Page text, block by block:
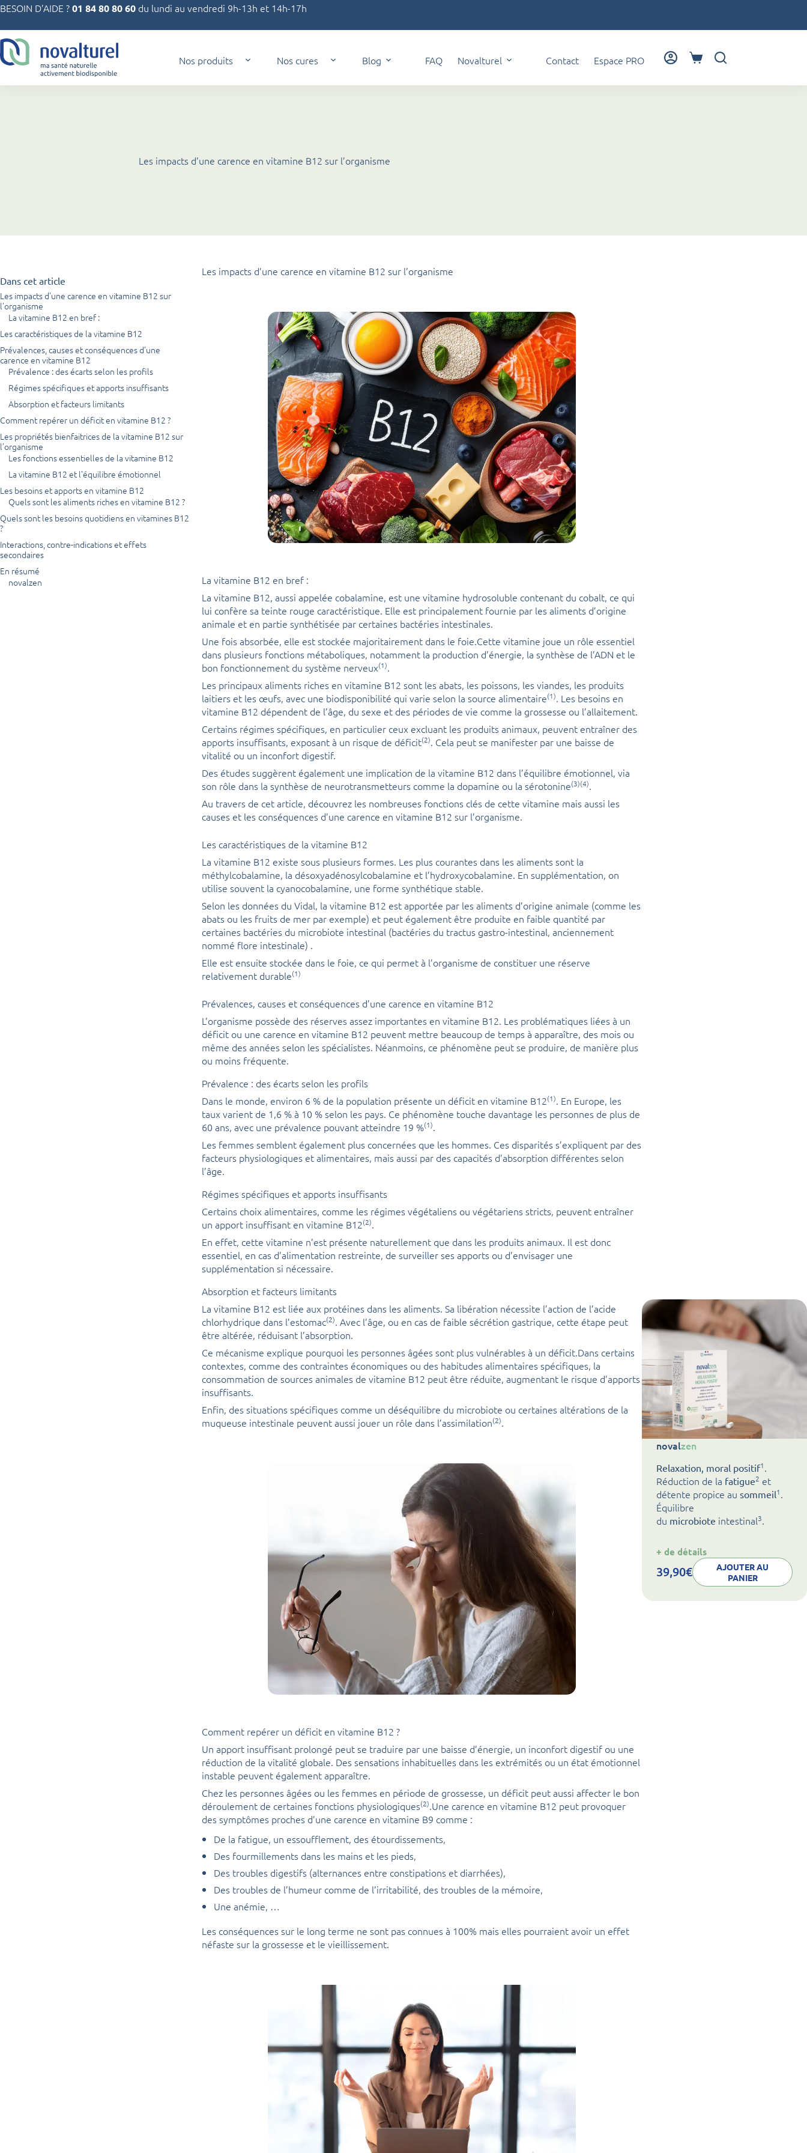
Passer
contenu
BESOIN D’AIDE ?01 84 80 80 60 du lundi au vendredi 9h-13h et 14h-17h
Nos produits Nos cures Blog FAQ Novalturel Contact Espace PRO
Panier
Les impacts d’une carence en vitamine B12 sur l’organisme
Dans cet article
Les impacts d’une carence en vitamine B12 sur
l’organisme
La vitamine B12 en bref :
Les caractéristiques de la vitamine B12
Prévalences, causes et conséquences d’une
carence en vitamine B12
Prévalence : des écarts selon les profils
Régimes spécifiques et apports insuffisants
Absorption et facteurs limitants
Comment repérer un déficit en vitamine B12 ?
Les propriétés bienfaitrices de la vitamine B12 sur
l’organisme
Les fonctions essentielles de la vitamine B12
La vitamine B12 et l’équilibre émotionnel
Les besoins et apports en vitamine B12
Quels sont les aliments riches en vitamine B12 ?
Quels sont les besoins quotidiens en vitamines B12
?
Interactions, contre-indications et effets
secondaires
En résumé
novalzen
Les impacts d’une carence en vitamine B12 sur l’organisme
La vitamine B12 en bref :
La vitamine B12, aussi appelée cobalamine, est une vitamine hydrosoluble contenant du cobalt, ce qui
lui confère sa teinte rouge caractéristique. Elle est principalement fournie par les aliments d’origine
animale et en partie synthétisée par certaines bactéries intestinales.
Une fois absorbée, elle est stockée majoritairement dans le foie.Cette vitamine joue un rôle essentiel
dans plusieurs fonctions métaboliques, notamment la production d’énergie, la synthèse de l’ADN et le
bon fonctionnement du système nerveux(1).
Les principaux aliments riches en vitamine B12 sont les abats, les poissons, les viandes, les produits
laitiers et les œufs, avec une biodisponibilité qui varie selon la source alimentaire(1). Les besoins en
vitamine B12 dépendent de l’âge, du sexe et des périodes de vie comme la grossesse ou l’allaitement.
Certains régimes spécifiques, en particulier ceux excluant les produits animaux, peuvent entraîner des
apports insuffisants, exposant à un risque de déficit(2). Cela peut se manifester par une baisse de
vitalité ou un inconfort digestif.
Des études suggèrent également une implication de la vitamine B12 dans l’équilibre émotionnel, via
son rôle dans la synthèse de neurotransmetteurs comme la dopamine ou la sérotonine(3)(4).
Au travers de cet article, découvrez les nombreuses fonctions clés de cette vitamine mais aussi les
causes et les conséquences d’une carence en vitamine B12 sur l’organisme.
Les caractéristiques de la vitamine B12
La vitamine B12 existe sous plusieurs formes. Les plus courantes dans les aliments sont la
méthylcobalamine, la désoxyadénosylcobalamine et l’hydroxycobalamine. En supplémentation, on
utilise souvent la cyanocobalamine, une forme synthétique stable.
Selon les données du Vidal, la vitamine B12 est apportée par les aliments d’origine animale (comme les
abats ou les fruits de mer par exemple) et peut également être produite en faible quantité par
certaines bactéries du microbiote intestinal (bactéries du tractus gastro-intestinal, anciennement
nommé flore intestinale) .
Elle est ensuite stockée dans le foie, ce qui permet à l’organisme de constituer une réserve
relativement durable(1)
Prévalences, causes et conséquences d’une carence en vitamine B12
L’organisme possède des réserves assez importantes en vitamine B12. Les problématiques liées à un
déficit ou une carence en vitamine B12 peuvent mettre beaucoup de temps à apparaître, des mois ou
même des années selon les spécialistes. Néanmoins, ce phénomène peut se produire, de manière plus
ou moins fréquente.
Prévalence : des écarts selon les profils
Dans le monde, environ 6 % de la population présente un déficit en vitamine B12(1). En Europe, les
taux varient de 1,6 % à 10 % selon les pays. Ce phénomène touche davantage les personnes de plus de
60 ans, avec une prévalence pouvant atteindre 19 %(1).
Les femmes semblent également plus concernées que les hommes. Ces disparités s’expliquent par des
facteurs physiologiques et alimentaires, mais aussi par des capacités d’absorption différentes selon
l’âge.
Régimes spécifiques et apports insuffisants
Certains choix alimentaires, comme les régimes végétaliens ou végétariens stricts, peuvent entraîner
un apport insuffisant en vitamine B12(2).
En effet, cette vitamine n’est présente naturellement que dans les produits animaux. Il est donc
essentiel, en cas d’alimentation restreinte, de surveiller ses apports ou d’envisager une
supplémentation si nécessaire.
Absorption et facteurs limitants
La vitamine B12 est liée aux protéines dans les aliments. Sa libération nécessite l’action de l’acide
chlorhydrique dans l’estomac(2). Avec l’âge, ou en cas de faible sécrétion gastrique, cette étape peut
être altérée, réduisant l’absorption.
Ce mécanisme explique pourquoi les personnes âgées sont plus vulnérables à un déficit.Dans certains
contextes, comme des contraintes économiques ou des habitudes alimentaires spécifiques, la
consommation de sources animales de vitamine B12 peut être réduite, augmentant le risque d’apports
insuffisants.
Enfin, des situations spécifiques comme un déséquilibre du microbiote ou certaines altérations de la
muqueuse intestinale peuvent aussi jouer un rôle dans l’assimilation(2).
Comment repérer un déficit en vitamine B12 ?
Un apport insuffisant prolongé peut se traduire par une baisse d’énergie, un inconfort digestif ou une
réduction de la vitalité globale. Des sensations inhabituelles dans les extrémités ou un état émotionnel
instable peuvent également apparaître.
Chez les personnes âgées ou les femmes en période de grossesse, un déficit peut aussi affecter le bon
déroulement de certaines fonctions physiologiques(2).Une carence en vitamine B12 peut provoquer
des symptômes proches d’une carence en vitamine B9 comme :
De la fatigue, un essoufflement, des étourdissements,
Des fourmillements dans les mains et les pieds,
Des troubles digestifs (alternances entre constipations et diarrhées),
Des troubles de l’humeur comme de l’irritabilité, des troubles de la mémoire,
Une anémie, …
Les conséquences sur le long terme ne sont pas connues à 100% mais elles pourraient avoir un effet
néfaste sur la grossesse et le vieillissement.
novalzen
Relaxation, moral positif1.
Réduction de la fatigue2 et
détente propice au sommeil1.
Équilibre
du microbiote intestinal3.
+ de détails:
novalzen
39,90€
AJOUTER AU
PANIER